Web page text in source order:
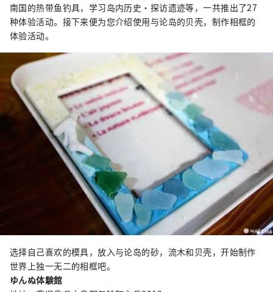
南国的热带鱼钓具，学习岛内历史·探访遗迹等，一共推出了27
种体验活动。接下来便为您介绍使用与论岛的贝壳，制作相框的
体验活动。
选择自己喜欢的模具，放入与论岛的砂，流木和贝壳，开始制作
世界上独一无二的相框吧。
ゆんぬ体験館